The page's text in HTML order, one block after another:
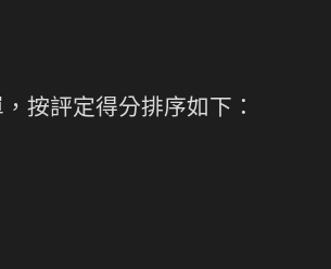
按評定得分排序如下：